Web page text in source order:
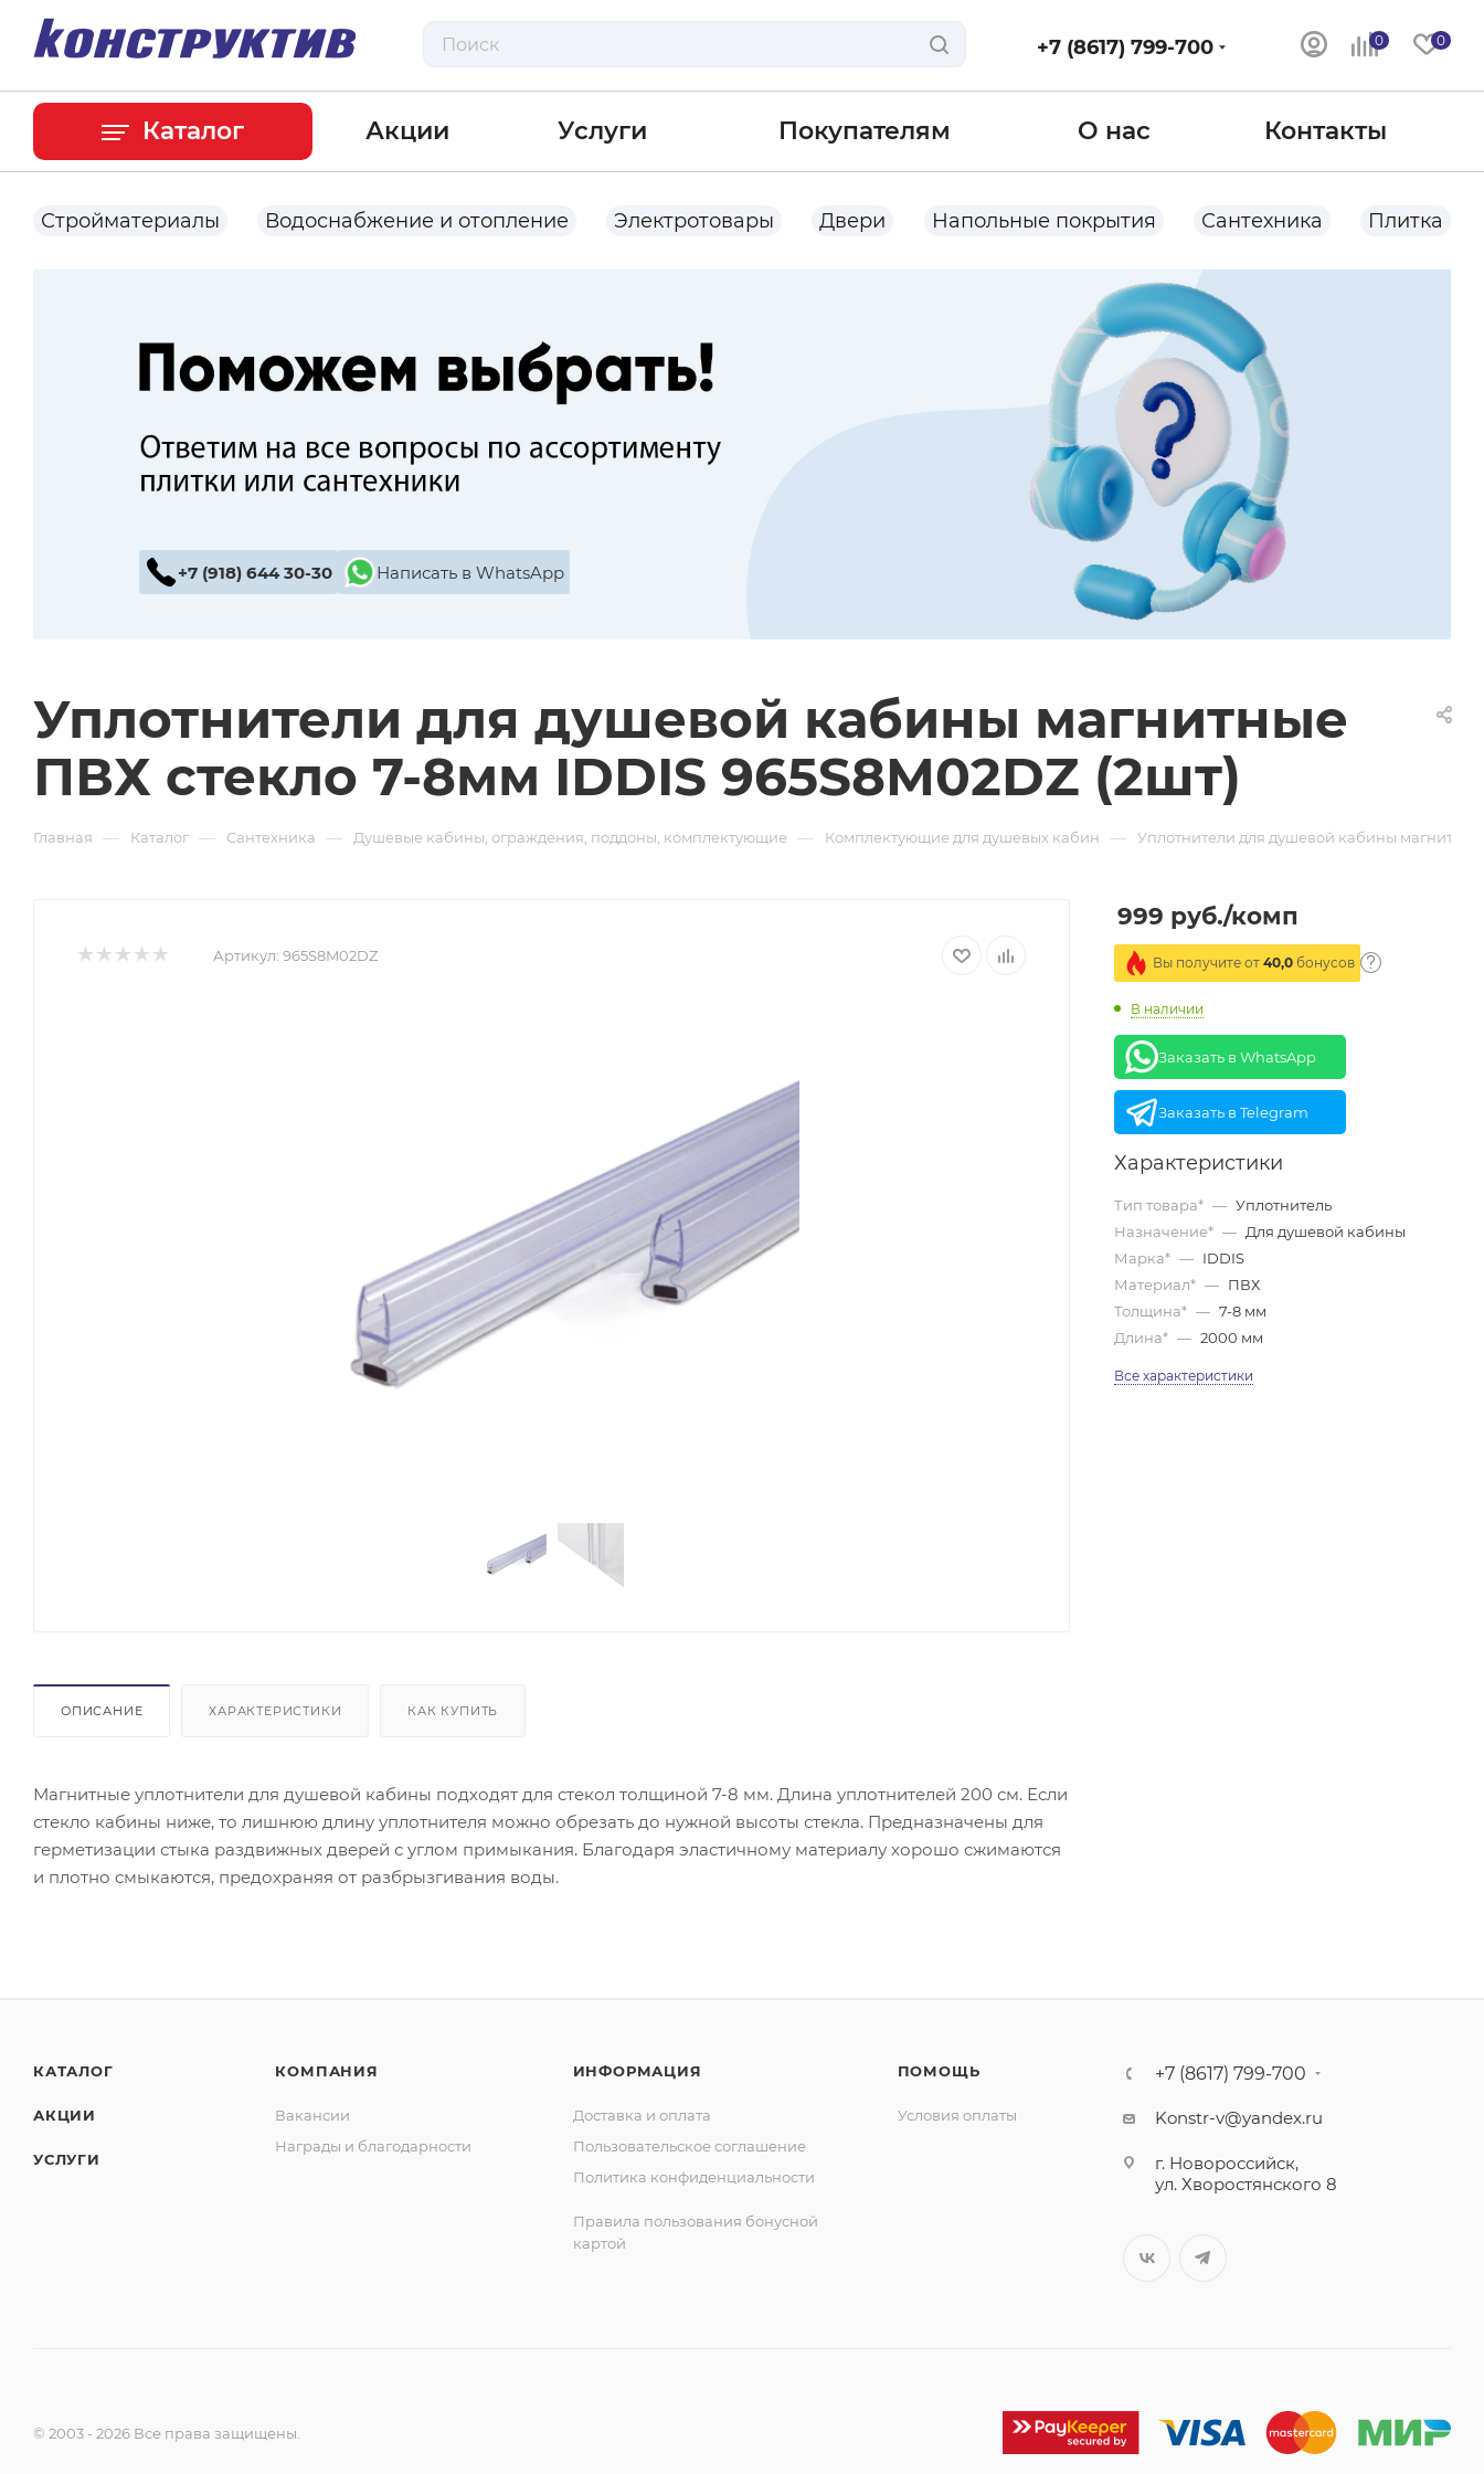
0 0
+7 (8617) 799-700
Каталог Акции Услуги Покупателям О нас Контакты
Стройматериалы Водоснабжение и отопление Электротовары Двери Напольные покрытия Сантехника Плитка
+7 (918) 644 30-30 Написать в WhatsApp
Уплотнители для душевой кабины магнитные
ПВХ стекло 7-8мм IDDIS 965S8M02DZ (2шт)
Главная — Каталог — Сантехника — Душевые кабины, ограждения, поддоны, комплектующие — Комплектующие для душевых кабин — Уплотнители для душевой кабины
Артикул: 965S8M02DZ
ОПИСАНИЕ ХАРАКТЕРИСТИКИ КАК КУПИТЬ
Магнитные уплотнители для душевой кабины подходят для стекол толщиной 7-8 мм. Длина уплотнителей 200 см. Если
стекло кабины ниже, то лишнюю длину уплотнителя можно обрезать до нужной высоты стекла. Предназначены для
герметизации стыка раздвижных дверей с углом примыкания. Благодаря эластичному материалу хорошо сжимаются
и плотно смыкаются, предохраняя от разбрызгивания воды.
999 руб./комп
Вы получите от 40,0 бонусов
В наличии
Заказать в WhatsApp
Заказать в Telegram
Характеристики
Тип товара* — Уплотнитель
Назначение* — Для душевой кабины
Марка* — IDDIS
Материал* — ПВХ
Толщина* — 7-8 мм
Длина* — 2000 мм
Все характеристики
КАТАЛОГ
АКЦИИ
УСЛУГИ
КОМПАНИЯ
Вакансии
Награды и благодарности
ИНФОРМАЦИЯ
Доставка и оплата
Пользовательское соглашение
Политика конфиденциальности
Правила пользования бонусной
картой
ПОМОЩЬ
Условия оплаты
+7 (8617) 799-700
Konstr-v@yandex.ru
г. Новороссийск,
ул. Хворостянского 8
© 2003 - 2026 Все права защищены.